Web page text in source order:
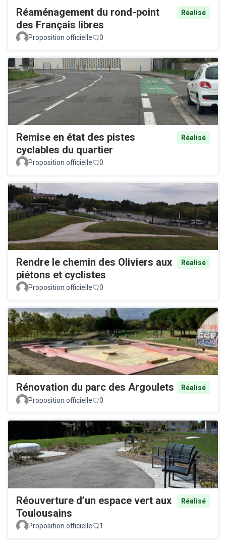
Réaménagement du rond-point
des Français libres
Réalisé
Proposition officielle 0
Remise en état des pistes
cyclables du quartier
Réalisé
Proposition officielle 0
Rendre le chemin des Oliviers aux
piétons et cyclistes
Réalisé
Proposition officielle 0
Rénovation du parc des Argoulets
Réalisé
Proposition officielle
0
Réouverture d’un espace vert aux
Toulousains
Réalisé
Proposition officielle 1